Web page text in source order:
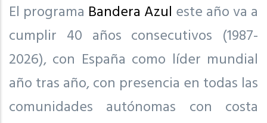
El programa Bandera Azul este año va a
cumplir 40 años consecutivos (1987-
2026), con España como líder mundial
año tras año, con presencia en todas las
comunidades autónomas con costa